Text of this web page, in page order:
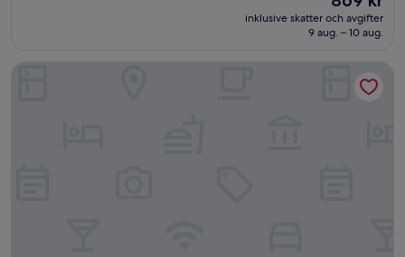
är
869 kr
inklusive skatter och avgifter
9 aug. – 10 aug.